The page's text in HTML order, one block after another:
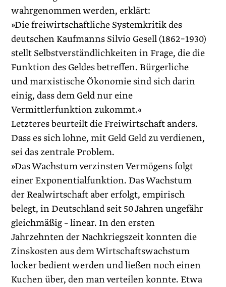
wahrgenommen werden, erklärt:
»Die freiwirtschaftliche Systemkritik des
deutschen Kaufmanns Silvio Gesell (1862–1930)
stellt Selbstverständlichkeiten in Frage, die die
Funktion des Geldes betreffen. Bürgerliche
und marxistische Ökonomie sind sich darin
einig, dass dem Geld nur eine
Vermittlerfunktion zukommt.«
Letzteres beurteilt die Freiwirtschaft anders.
Dass es sich lohne, mit Geld Geld zu verdienen,
sei das zentrale Problem.
»Das Wachstum verzinsten Vermögens folgt
einer Exponentialfunktion. Das Wachstum
der Realwirtschaft aber erfolgt, empirisch
belegt, in Deutschland seit 50 Jahren ungefähr
gleichmäßig – linear. In den ersten
Jahrzehnten der Nachkriegszeit konnten die
Zinskosten aus dem Wirtschaftswachstum
locker bedient werden und ließen noch einen
Kuchen über, den man verteilen konnte. Etwa